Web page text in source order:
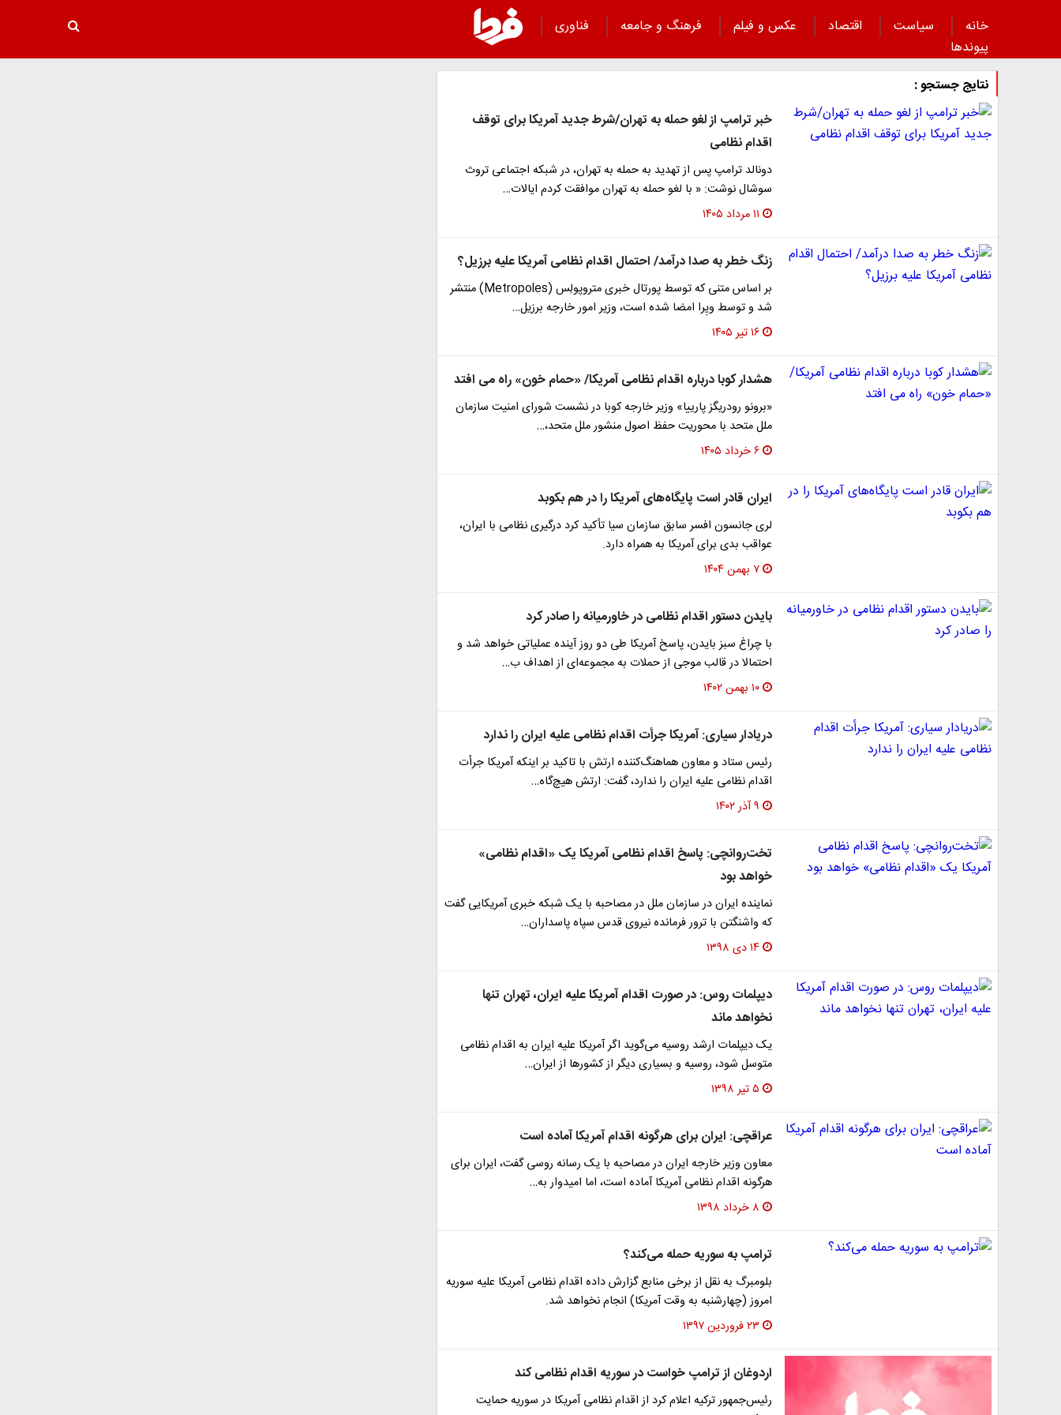
خانه سیاست اقتصاد عکس و فیلم فرهنگ و جامعه
فناوری
پیوند‌ها
نتایج جستجو :
خبر ترامپ از لغو حمله به تهران/شرط جدید آمریکا برای توقف
اقدام نظامی
دونالد ترامپ پس از تهدید به حمله به تهران، در شبکه اجتماعی تروث
سوشال نوشت: « با لغو حمله به تهران موافقت کردم ایالات…
۱۱ مرداد ۱۴۰۵
زنگ خطر به صدا درآمد/ احتمال اقدام نظامی آمریکا علیه برزیل؟
بر اساس متنی که توسط پورتال خبری متروپولِس (Metropoles) منتشر
شد و توسط ویِرا امضا شده است، وزیر امور خارجه برزیل…
۱۶ تیر ۱۴۰۵
هشدار کوبا درباره اقدام نظامی آمریکا/ «حمام خون» راه می افتد
«برونو رودریگز پارییا» وزیر خارجه کوبا در نشست شورای امنیت سازمان
ملل متحد با محوریت حفظ اصول منشور ملل متحد،…
۶ خرداد ۱۴۰۵
ایران قادر است پایگاه‌های آمریکا را در هم بکوبد
لری جانسون افسر سابق سازمان سیا تأکید کرد درگیری نظامی با ایران،
عواقب بدی برای آمریکا به همراه دارد.
۷ بهمن ۱۴۰۴
بایدن دستور اقدام نظامی در خاورمیانه را صادر کرد
با چراغ سبز بایدن، پاسخ آمریکا طی دو روز آینده عملیاتی خواهد شد و
احتمالا در قالب موجی از حملات به مجموعه‌ای از اهداف ب…
۱۰ بهمن ۱۴۰۲
دریادار سیاری: آمریکا جرأت اقدام نظامی علیه ایران را ندارد
رئیس ستاد و معاون هماهنگ‌کننده ارتش با تاکید بر اینکه آمریکا جرأت
اقدام نظامی علیه ایران را ندارد، گفت: ارتش هیچ‌گاه…
۹ آذر ۱۴۰۲
تخت‌روانچی: پاسخ اقدام نظامی آمریکا یک «اقدام نظامی»
خواهد بود
نماینده ایران در سازمان ملل در مصاحبه با یک شبکه خبری آمریکایی گفت
که واشنگتن با ترور فرمانده نیروی قدس سپاه پاسداران…
۱۴ دی ۱۳۹۸
دیپلمات روس: در صورت اقدام آمریکا علیه ایران، تهران تنها
نخواهد ماند
یک دیپلمات ارشد روسیه می‌گوید اگر آمریکا علیه ایران به اقدام نظامی
متوسل شود، روسیه و بسیاری دیگر از کشورها از ایران…
۵ تیر ۱۳۹۸
عراقچی: ایران برای هرگونه اقدام آمریکا آماده است
معاون وزیر خارجه ایران در مصاحبه با یک رسانه روسی گفت، ایران برای
هرگونه اقدام نظامی آمریکا آماده است، اما امیدوار به…
۸ خرداد ۱۳۹۸
ترامپ به سوریه حمله می‌کند؟
بلومبرگ به نقل از برخی منابع گزارش داده اقدام نظامی آمریکا علیه سوریه
امروز (چهارشنبه به وقت آمریکا) انجام نخواهد شد.
۲۳ فروردین ۱۳۹۷
اردوغان از ترامپ خواست در سوریه اقدام نظامی کند
رئیس‌جمهور ترکیه اعلام کرد از اقدام نظامی آمریکا در سوریه حمایت